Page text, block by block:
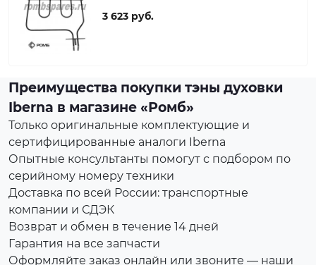
3 623 руб.
Преимущества покупки тэны духовки
Iberna в магазине «Ромб»
Только оригинальные комплектующие и
сертифицированные аналоги Iberna
Опытные консультанты помогут с подбором по
серийному номеру техники
Доставка по всей России: транспортные
компании и СДЭК
Возврат и обмен в течение 14 дней
Гарантия на все запчасти
Оформляйте заказ онлайн или звоните — наши